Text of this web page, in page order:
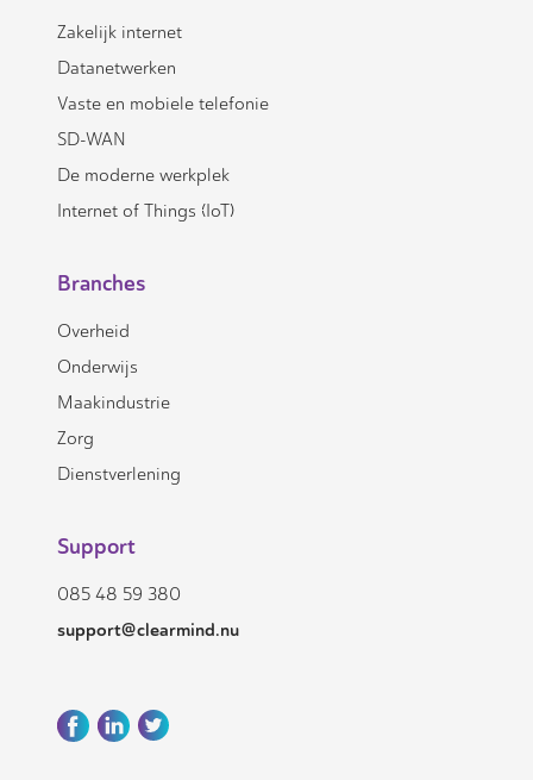
Zakelijk internet
Datanetwerken
Vaste en mobiele telefonie
SD-WAN
De moderne werkplek
Internet of Things (IoT)
Branches
Overheid
Onderwijs
Maakindustrie
Zorg
Dienstverlening
Support
085 48 59 380
support@clearmind.nu